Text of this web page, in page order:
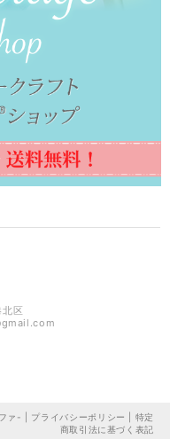
区
ァ- | プライバシーポリシー
特定
商取引法に基づく表記